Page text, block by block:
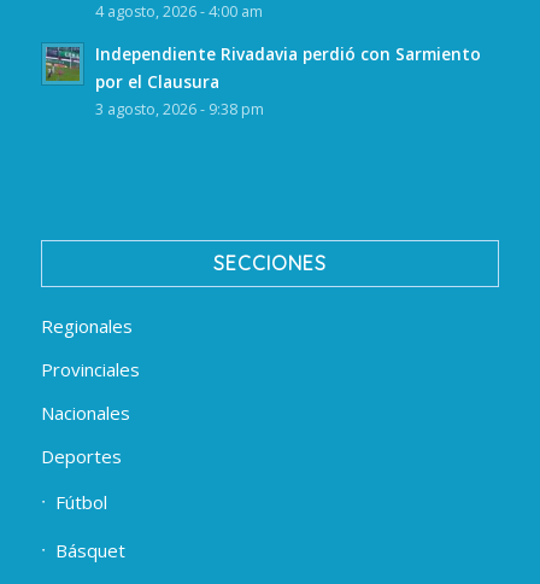
4 agosto, 2026 - 4:00 am
Independiente Rivadavia perdió con Sarmiento
por el Clausura
3 agosto, 2026 - 9:38 pm
SECCIONES
Regionales
Provinciales
Nacionales
Deportes
Fútbol
Básquet